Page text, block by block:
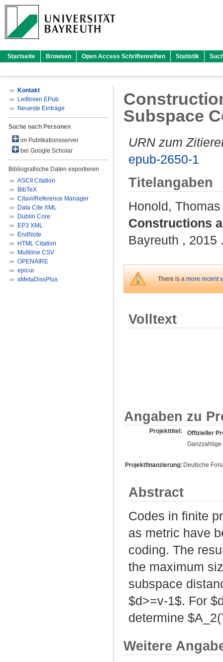
Startseite Browsen Open Access Schriftenreihen Statistik
Kontakt
Leitlinien EPub
Neueste Einträge
Suche nach Personen
im Publikationsserver
bei Google Scholar
Bibliografische Daten exportieren
ASCII Citation
BibTeX
Citavi/Reference Manager
Data Cite XML
Dublin Core
EP3 XML
EndNote
HTML Citation
Multiline CSV
OPENAIRE
epicur
xMetaDissPlus
Subspace
URN zum
epub-2650-1
Titelangaben
Honold, Thomas
Constructions
Bayreuth , 2015
There is a more recent
Volltext
Angaben zu
Projekttitel:
Offizieller
Ganzzahlige
Projektfinanzierung: Deutsche
Abstract
Codes in finite
as metric have
coding. The
the maximum
subspace
$d>=v-1$. For
determine
Weitere